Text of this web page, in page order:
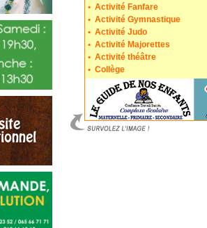
• Activité Fanfare
• Activité Gymnastique
• Activité Judo
• Activité Majorettes
• Activité théâtre
• Collège